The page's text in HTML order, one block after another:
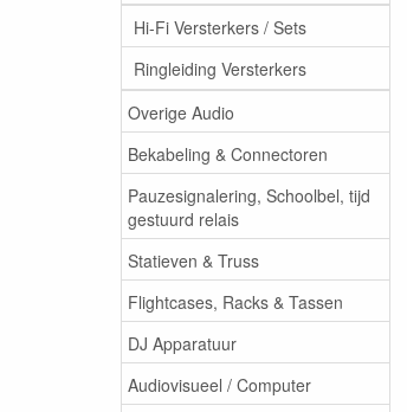
Hi-Fi Versterkers / Sets
Ringleiding Versterkers
Overige Audio
Bekabeling & Connectoren
Pauzesignalering, Schoolbel, tijd
gestuurd relais
Statieven & Truss
Flightcases, Racks & Tassen
DJ Apparatuur
Audiovisueel / Computer